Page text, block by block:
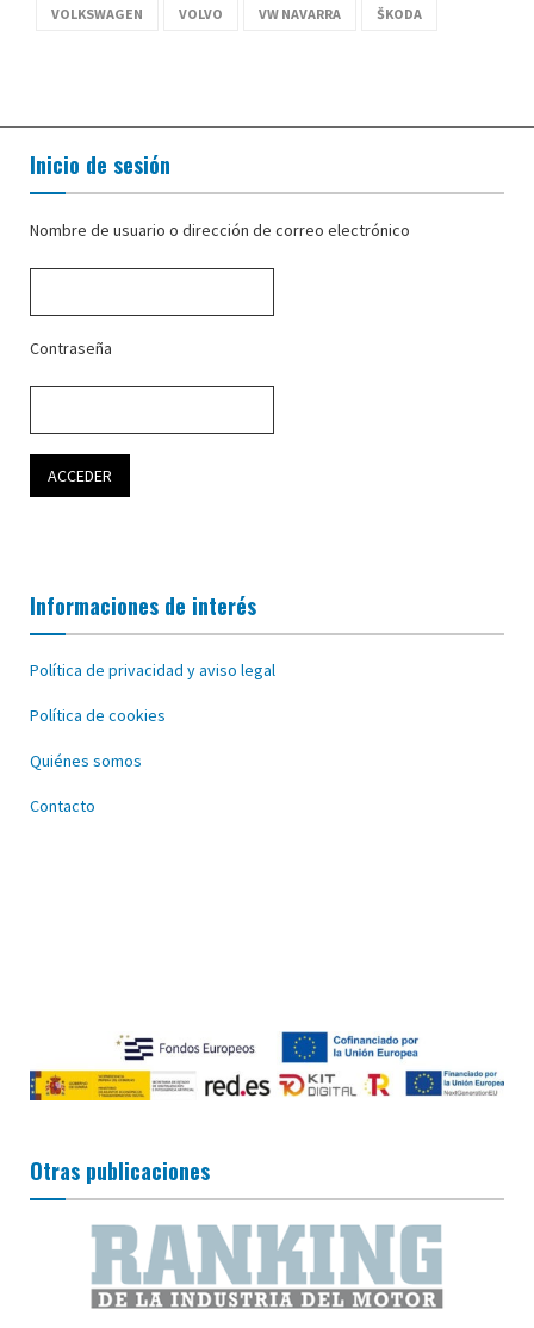
VOLKSWAGEN VOLVO VW NAVARRA ŠKODA
Inicio de sesión
Nombre de usuario o dirección de correo electrónico
Contraseña
Informaciones de interés
Política de privacidad y aviso legal
Política de cookies
Quiénes somos
Contacto
Otras publicaciones